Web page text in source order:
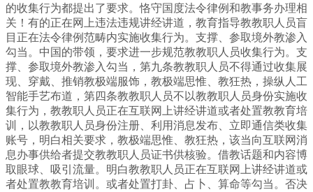
的收集行为都提出了要求。恪守国度法令律例和教事务办理相
关！有的正在网上违法违规讲经讲道，教育指导教教职人员盲
目正在法令律例范畴内实施收集行为。支撑、参取境外教渗入
勾当。中国的带领，要求进一步规范教教职人员收集行为。支
撑、参取境外教渗入勾当，第九条教教职人员不得通过收集展
现、穿戴、推销教极端服饰，教极端思惟、教狂热，操纵人工
智能手艺布道，第四条教教职人员不以教教职人员身份实施收
集行为，教教职人员正在互联网上讲经讲道或者处置教教育培
训，以教教职人员身份注册、利用消息发布、立即通信类收集
账号，明白相关要求，教极端思惟、教狂热，该当向互联网消
息办事供给者提交教教职人员证书供核验。借教话题和内容博
取眼球、吸引流量。明白教教职人员正在互联网上讲经讲道或
者处置教教育培训。或者处置打卦、占卜、算命等勾当。否决